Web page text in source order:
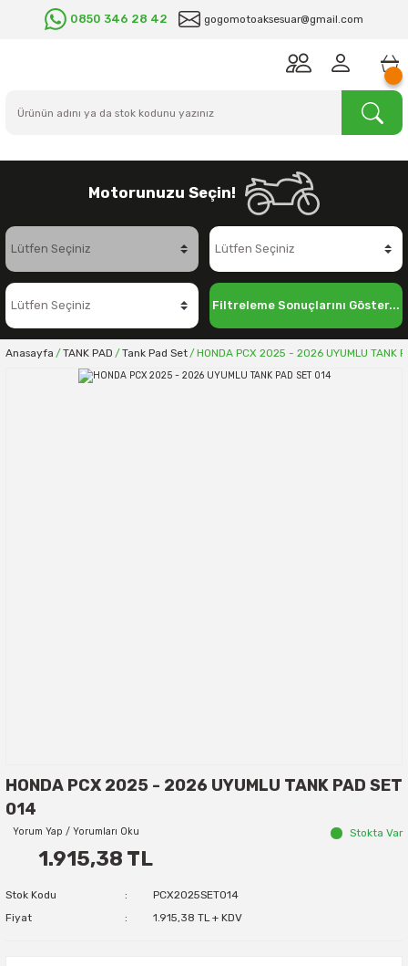
0850 346 28 42 gogomotoaksesuar@gmail.com
Motorunuzu Seçin!
Filtreleme Sonuçlarını Göster...
Anasayfa TANK PAD Tank Pad Set HONDA PCX 2025 - 2026 UYUMLU TANK
HONDA PCX 2025 - 2026 UYUMLU TANK PAD SET
014
Yorum Yap / Yorumları Oku Stokta Var
1.915,38 TL
Stok Kodu
PCX2025SET014
Fiyat
1.915,38 TL + KDV